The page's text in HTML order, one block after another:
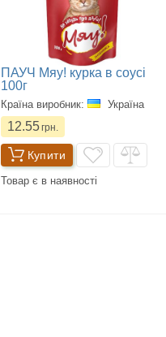
ПАУЧ Мяу! курка в соусі
100г
Країна виробник: Україна
12.55грн.
Купити
Товар є в наявності